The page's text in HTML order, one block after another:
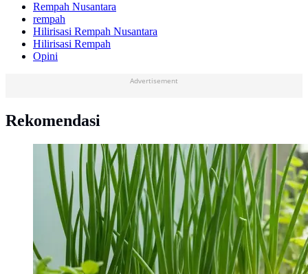
Rempah Nusantara
rempah
Hilirisasi Rempah Nusantara
Hilirisasi Rempah
Opini
Advertisement
Rekomendasi